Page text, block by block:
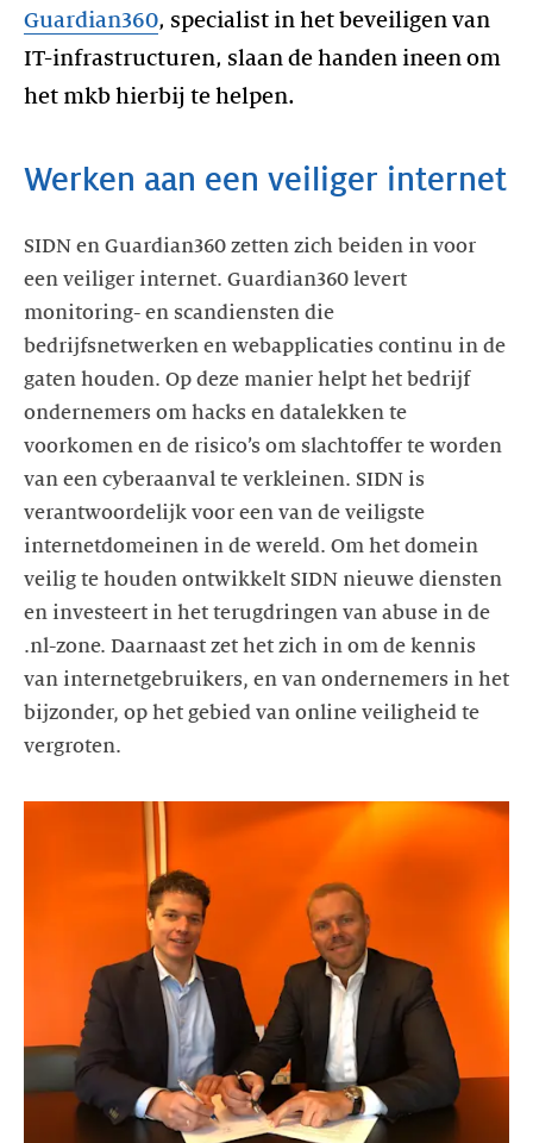
Guardian360, specialist in het beveiligen van
IT-infrastructuren, slaan de handen ineen om
het mkb hierbij te helpen.
Werken aan een veiliger internet
SIDN en Guardian360 zetten zich beiden in voor
een veiliger internet. Guardian360 levert
monitoring- en scandiensten die
bedrijfsnetwerken en webapplicaties continu in de
gaten houden. Op deze manier helpt het bedrijf
ondernemers om hacks en datalekken te
voorkomen en de risico’s om slachtoffer te worden
van een cyberaanval te verkleinen. SIDN is
verantwoordelijk voor een van de veiligste
internetdomeinen in de wereld. Om het domein
veilig te houden ontwikkelt SIDN nieuwe diensten
en investeert in het terugdringen van abuse in de
.nl-zone. Daarnaast zet het zich in om de kennis
van internetgebruikers, en van ondernemers in het
bijzonder, op het gebied van online veiligheid te
vergroten.